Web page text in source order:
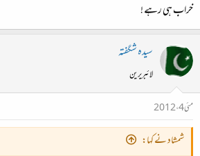
خراب ہی رہے !
سیدہ شگفتہ
لائبریرین
مئی 4، 2012
شمشاد نے کہا: